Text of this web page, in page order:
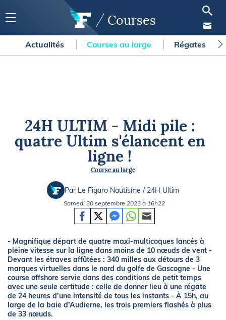
Courses
Actualités Courses au large Régates
24H ULTIM - Midi pile :
quatre Ultim s'élancent en
ligne !
Course au large
Par Le Figaro Nautisme / 24H Ultim
Samedi 30 septembre 2023 à 16h22
- Magnifique départ de quatre maxi-multicoques lancés à
pleine vitesse sur la ligne dans moins de 10 nœuds de vent -
Devant les étraves affûtées : 340 milles aux détours de 3
marques virtuelles dans le nord du golfe de Gascogne - Une
course offshore servie dans des conditions de petit temps
avec une seule certitude : celle de donner lieu à une régate
de 24 heures d’une intensité de tous les instants - À 15h, au
large de la baie d’Audierne, les trois premiers flashés à plus
de 33 nœuds.